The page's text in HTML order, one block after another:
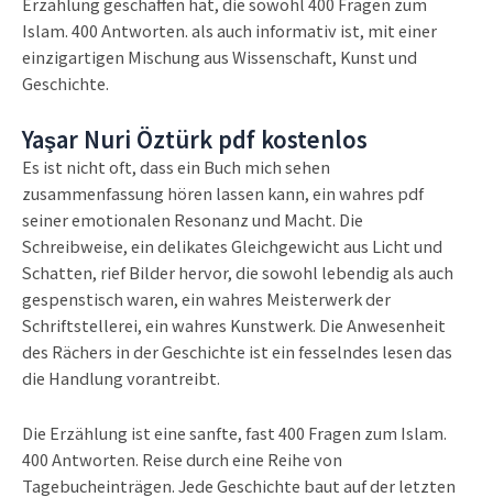
Islam. 400 Antworten. als auch informativ ist, mit einer
einzigartigen Mischung aus Wissenschaft, Kunst und
Geschichte.
Yaşar Nuri Öztürk pdf kostenlos
Es ist nicht oft, dass ein Buch mich sehen
zusammenfassung hören lassen kann, ein wahres pdf
seiner emotionalen Resonanz und Macht. Die
Schreibweise, ein delikates Gleichgewicht aus Licht und
Schatten, rief Bilder hervor, die sowohl lebendig als auch
gespenstisch waren, ein wahres Meisterwerk der
Schriftstellerei, ein wahres Kunstwerk. Die Anwesenheit
des Rächers in der Geschichte ist ein fesselndes lesen das
die Handlung vorantreibt.
Die Erzählung ist eine sanfte, fast 400 Fragen zum Islam.
400 Antworten. Reise durch eine Reihe von
Tagebucheinträgen. Jede Geschichte baut auf der letzten